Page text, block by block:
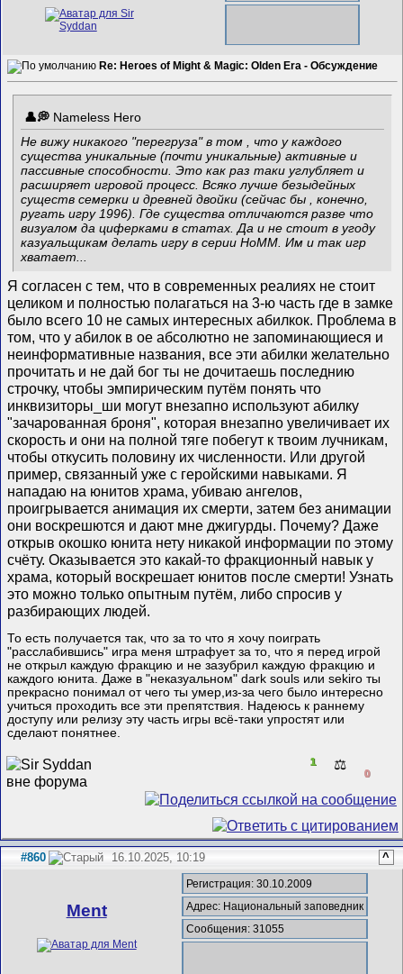
Re: Heroes of Might & Magic: Olden Era - Обсуждение
Nameless Hero
Не вижу никакого "перегруза" в том , что у каждого
существа уникальные (почти уникальные) активные и
пассивные способности. Это как раз таки углубляет и
расширяет игровой процесс. Всяко лучше безыдейных
существ семерки и древней двойки (сейчас бы , конечно,
ругать игру 1996). Где существа отличаются разве что
визуалом да циферками в статах. Да и не стоит в угоду
казуальщикам делать игру в серии HoMM. Им и так игр
хватает...
Я согласен с тем, что в современных реалиях не стоит
целиком и полностью полагаться на 3-ю часть где в замке
было всего 10 не самых интересных абилкок. Проблема в
том, что у абилок в ое абсолютно не запоминающиеся и
неинформативные названия, все эти абилки желательно
прочитать и не дай бог ты не дочитаешь последнию
строчку, чтобы эмпирическим путём понять что
инквизиторы_ши могут внезапно используют абилку
"зачарованная броня", которая внезапно увеличивает их
скорость и они на полной тяге побегут к твоим лучникам,
чтобы откусить половину их численности. Или другой
пример, связанный уже с геройскими навыками. Я
нападаю на юнитов храма, убиваю ангелов,
проигрывается анимация их смерти, затем без анимации
они воскрешются и дают мне джигурды. Почему? Даже
открыв окошко юнита нету никакой информации по этому
счёту. Оказывается это какай-то фракционный навык у
храма, который воскрешает юнитов после смерти! Узнать
это можно только опытным путём, либо спросив у
разбирающих людей.
То есть получается так, что за то что я хочу поиграть
"расслабившись" игра меня штрафует за то, что я перед игрой
не открыл каждую фракцию и не зазубрил каждую фракцию и
каждого юнита. Даже в "неказуальном" dark souls или sekiro ты
прекрасно понимал от чего ты умер,из-за чего было интересно
учиться проходить все эти препятствия. Надеюсь к раннему
доступу или релизу эту часть игры всё-таки упростят или
сделают понятнее.
1 ⚖️
0
#860 16.10.2025, 10:19 ^
Ment
Регистрация: 30.10.2009
Адрес: Национальный заповедник
Сообщения: 31055